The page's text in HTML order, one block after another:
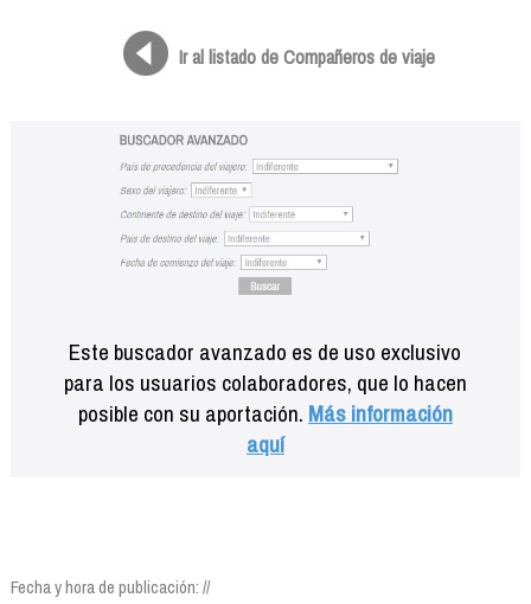
Ir al listado de Compañeros de viaje
Este buscador avanzado es de uso exclusivo
para los usuarios colaboradores, que lo hacen
posible con su aportación. Más información
aquí
Fecha y hora de publicación: //